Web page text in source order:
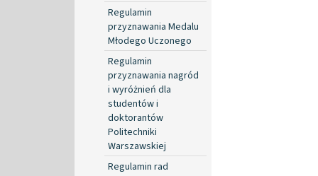
Regulamin
przyznawania Medalu
Młodego Uczonego
Regulamin
przyznawania nagród
i wyróżnień dla
studentów i
doktorantów
Politechniki
Warszawskiej
Regulamin rad